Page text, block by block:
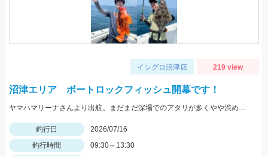
イシグロ沼津店 219 view
沼津エリア ボートロックフィッシュ開幕です！
ヤマハマリーナさんより出航。まだまだ深場でのアタリが多くやや渋めでしたが、良型が混ざり楽しめました。
釣行日
2026/07/16
釣行時間
09:30～13:30